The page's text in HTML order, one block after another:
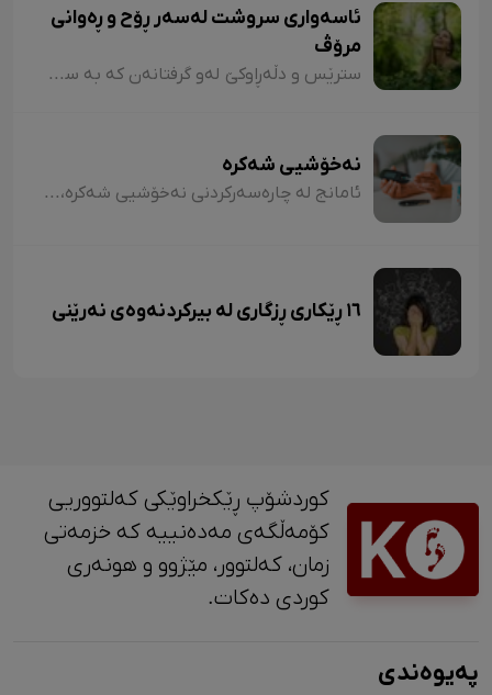
ئاسەواری سروشت لەسەر ڕۆح و ڕەوانی
مرۆڤ
سترێس و دڵەڕاوکێ لەو گرفتانەن کە بە سانایی دەتوانن هەڕەشە لە سڵامەتی بکەن. گەڕان و پیاسە لە نێو سروشتدا دەتوانێ ئەو گرفتانە بتارێنێ و لەشساغتر بن. توێژینەوەی لێکۆلەران نیشانی داوە ئەو کەسانەی چەند کاتژمێر لە ڕۆژدا لە نێو سروشت یا سەوزاییی پارکەکانی شار تێپەڕ دەکەن، کۆرتیزۆلی لەشیان لە سەتی بیست کەمترە. هۆرمۆنی کۆرتیزۆل" لەش تووشی سترێس دەکا.
نەخۆشیی شەکرە
ئامانج لە چارەسەرکردنی نەخۆشیی شەکرە، گەڕانەوەی شەکری خوێن بۆ ئاستی ئاساییی خۆیە، هەروەها ڕێگریکردن لە پێشکەوتنی ئاستی شەکرە. جگە لەوەش بۆ پاراستنی نەخۆشە لە جەڵتەی دڵ و مێشک. واتە نەخۆشی شەکرە دەبێ ئاستی شەکر لە خوێندا لە ٧٪ بهێڵێتەوە و ڕێژەی شەکرەکەی لەنێوان ١٤٠/٩٠ بێت.
١٦ ڕێکاری ڕزگاری لە بیرکردنەوەی نەرێنی
کوردشۆپ ڕێکخراوێکی کەلتووریی
کۆمەڵگەی مەدەنییە کە خزمەتی
زمان، کەلتوور، مێژوو و ‎هونەری
کوردی دەکات.
پەیوەندی